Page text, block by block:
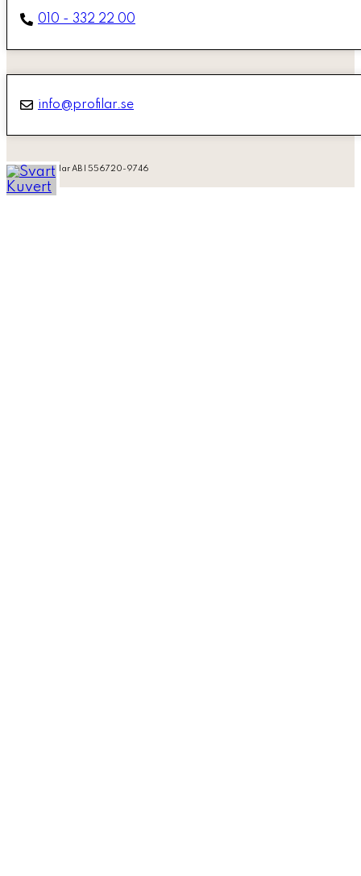
010 - 332 22 00
info@profilar.se
2026 © Profilar AB | 556720-9746